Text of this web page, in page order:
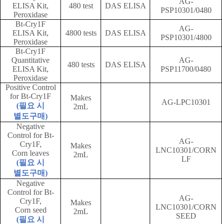
ELISA Kit,
Peroxidase
480 test DAS ELISA
PSP10301/0480
Bt-Cry1F
ELISA Kit,
Peroxidase
4800 tests DAS ELISA
AG-
PSP10301/4800
Bt-Cry1F
Quantitative
ELISA Kit,
Peroxidase
480 tests DAS ELISA
AG-
PSP11700/0480
Positive Control
for Bt-Cry1F
(필요 시
별도구매)
Makes
2mL
AG-LPC10301
Negative
Control for Bt-
Cry1F,
Corn leaves
(필요 시
별도구매)
Makes
2mL
AG-
LNC10301/CORN
LF
Negative
Control for Bt-
Cry1F,
Corn seed
(필요 시
Makes
2mL
AG-
LNC10301/CORN
SEED